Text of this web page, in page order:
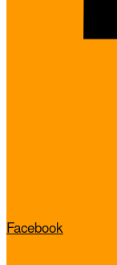
Facebook